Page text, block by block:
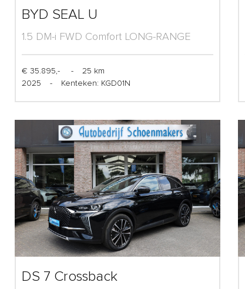
BYD SEAL U
1.5 DM-i FWD Comfort LONG-RANGE
(125km)
€ 35.895,- -
25 km
2025
- Kenteken: KGD01N
DS 7 Crossback